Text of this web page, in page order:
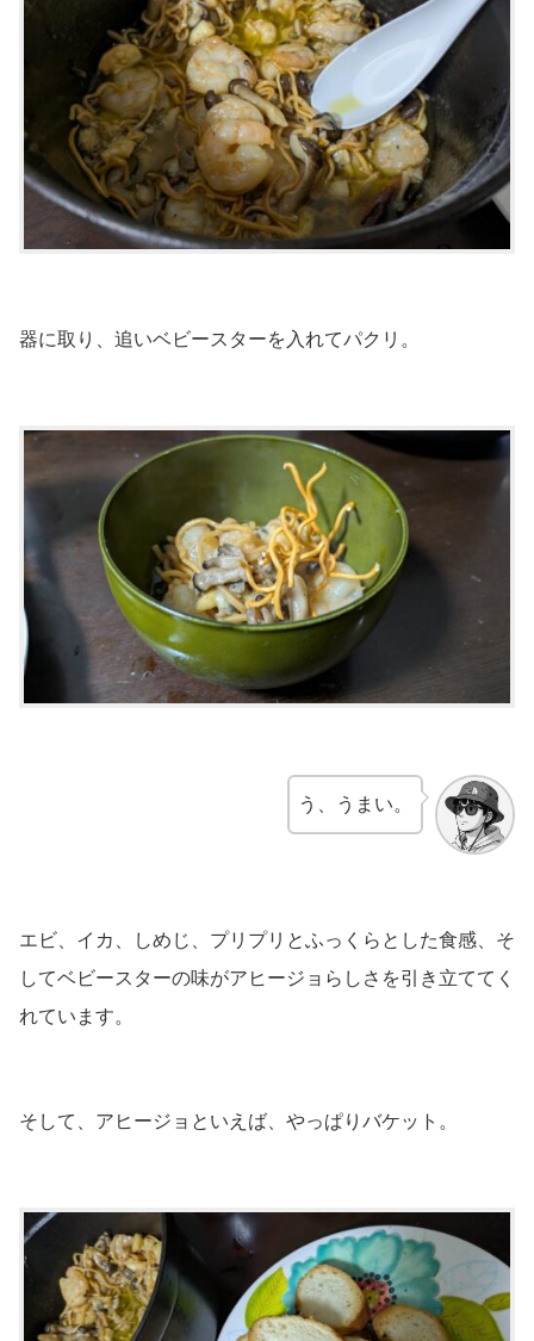
器に取り、追いベビースターを入れてパクリ。
う、うまい。
エビ、イカ、しめじ、プリプリとふっくらとした食感、そ
してベビースターの味がアヒージョらしさを引き立ててく
れています。
そして、アヒージョといえば、やっぱりバケット。